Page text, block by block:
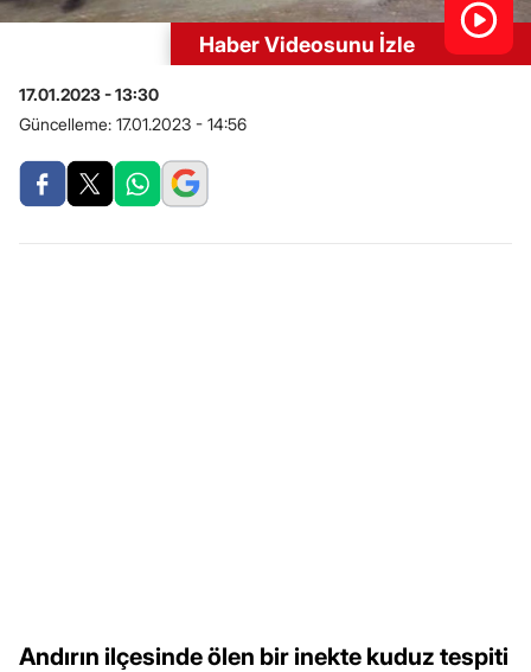
Haber Videosunu İzle
17.01.2023 - 13:30
Güncelleme: 17.01.2023 - 14:56
Andırın ilçesinde ölen bir inekte kuduz tespiti